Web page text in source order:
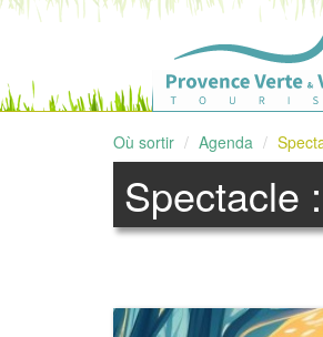
Où sortir Agenda
Spectacle